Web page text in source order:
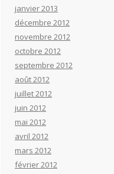
janvier 2013
décembre 2012
novembre 2012
octobre 2012
septembre 2012
août 2012
juillet 2012
juin 2012
mai 2012
avril 2012
mars 2012
février 2012